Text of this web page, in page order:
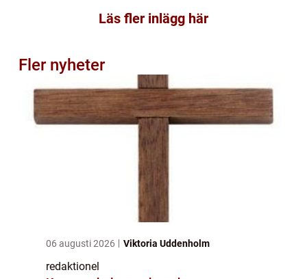
Läs fler inlägg här
Fler nyheter
06 augusti 2026 Viktoria Uddenholm
redaktionel